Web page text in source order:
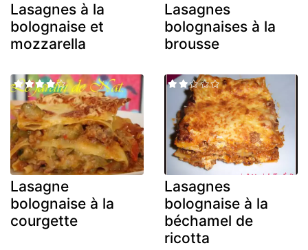
Lasagnes à la
bolognaise et
mozzarella
Lasagnes
bolognaises à la
brousse
Lasagne
bolognaise à la
courgette
Lasagnes
bolognaise à la
béchamel de
ricotta